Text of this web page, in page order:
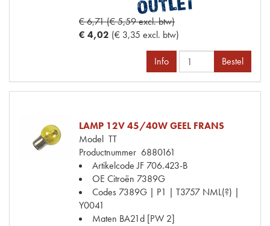
€ 6,71 (€ 5,59 excl. btw)
€ 4,02 (€ 3,35 excl. btw)
Info Bestel
LAMP 12V 45/40W GEEL FRANS
Model TT
Productnummer 6880161
Artikelcode JF 706.423-B
OE Citroën 7389G
Codes 7389G | P1 | T3757 NML(?) |
Y0041
Maten BA21d [PW 2]